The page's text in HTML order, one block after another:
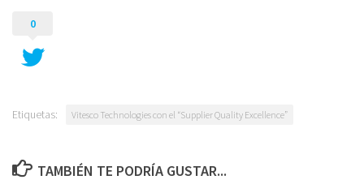
0
Etiquetas: Vitesco Technologies con el “Supplier Quality Excellence”
TAMBIÉN TE PODRÍA GUSTAR...